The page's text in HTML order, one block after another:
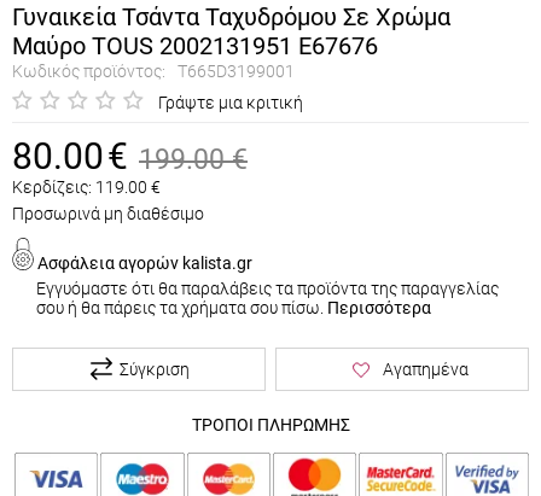
Γυναικεία Τσάντα Ταχυδρόμου Σε Χρώμα
Μαύρο TOUS 2002131951 E67676
Κωδικός προϊόντος:
T665D3199001
Γράψτε μια κριτική
80.00€ 199.00 €
Κερδίζεις: 119.00 €
Προσωρινά μη διαθέσιμο
Ασφάλεια αγορών kalista.gr
Εγγυόμαστε ότι θα παραλάβεις τα προϊόντα της παραγγελίας
σου ή θα πάρεις τα χρήματα σου πίσω. Περισσότερα
Σύγκριση Αγαπημένα
ΤΡΟΠΟΙ ΠΛΗΡΩΜΗΣ